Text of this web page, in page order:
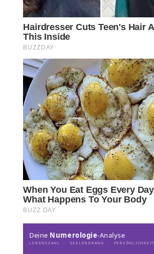
Deine Numerologie-Analyse
LEBENSZAHL · SEELENDRANG · PERSÖNLICHKEIT